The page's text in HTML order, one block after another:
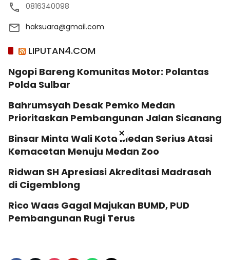
0816340098
haksuara@gmail.com
LIPUTAN4.COM
Ngopi Bareng Komunitas Motor: Polantas
Polda Sulbar
Bahrumsyah Desak Pemko Medan
Prioritaskan Pembangunan Jalan Sicanang
Binsar Minta Wali Kota Medan Serius Atasi
Kemacetan Menuju Medan Zoo
Ridwan SH Apresiasi Akreditasi Madrasah
di Cigemblong
Rico Waas Gagal Majukan BUMD, PUD
Pembangunan Rugi Terus
×